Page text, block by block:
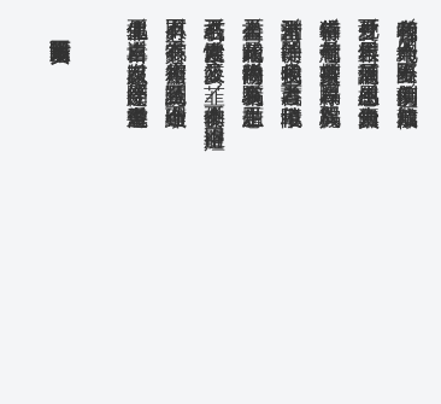
有客曽相我／命終四十九／不出春夏際／劇疾倒蒲柳／厄歳知難禳
夕死可甘受／豈料天假年／誕辰傾菊酒／忽生風樹感／米嚢無由負
猶幸得侍養／七旬有慈母／身蒙宗藩擢／賜禄三百厚／双旄與鞍馬
濫列諸士首／門徒三千餘／侯伯喚我叟／蔵書三万巻／堆積似陵阜
書畫又金石／此嗜最相久／海内稀覯物／驅來為我有／吾生志願足
吾名或不朽／性自愛寒素／麥飯及 韮／肉食非不供／羶腥不邊口
有田不必買／有銭不必守／相術今無靈／且免閻羅誘／續命雖不理
更生似非偶／自幸還自喜／以之報親友／従今屡開筵／耆耄重幾壽